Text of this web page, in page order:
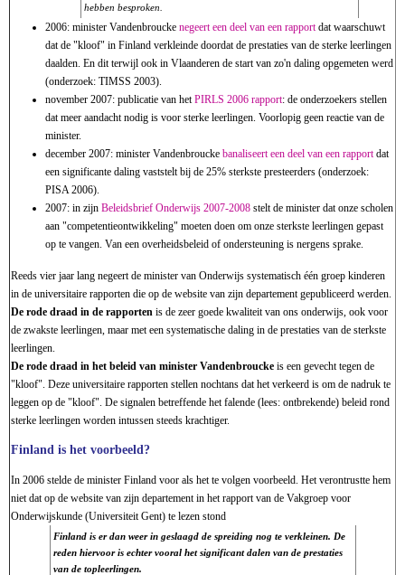
hebben besproken.
2006: minister Vandenbroucke negeert een deel van een rapportdat waarschuwt
dat de "kloof" in Finland verkleinde doordat de prestaties van de sterke leerlingen
daalden. En dit terwijl ook in Vlaanderen de start van zo'n daling opgemeten werd
(onderzoek: TIMSS 2003).
november 2007: publicatie van hetPIRLS 2006 rapport: de onderzoekers stellen
dat meer aandacht nodig is voor sterke leerlingen. Voorlopig geen reactie van de
minister.
december 2007: minister Vandenbroucke banaliseert een deel van een rapportdat
een significante daling vaststelt bij de 25% sterkste presteerders (onderzoek:
PISA 2006).
2007: in zijn Beleidsbrief Onderwijs 2007-2008stelt de minister dat onze scholen
aan "competentieontwikkeling" moeten doen om onze sterkste leerlingen gepast
op te vangen. Van een overheidsbeleid of ondersteuning is nergens sprake.
Reeds vier jaar lang negeert de minister van Onderwijs systematisch één groep kinderen
in de universitaire rapporten die op de website van zijn departement gepubliceerd werden.
De rode draad in de rapporten is de zeer goede kwaliteit van ons onderwijs, ook voor
de zwakste leerlingen, maar met een systematische daling in de prestaties van de sterkste
leerlingen.
De rode draad in het beleid van minister Vandenbroucke is een gevecht tegen de
"kloof". Deze universitaire rapporten stellen nochtans dat het verkeerd is om de nadruk te
leggen op de "kloof". De signalen betreffende het falende (lees: ontbrekende) beleid rond
sterke leerlingen worden intussen steeds krachtiger.
Finland is het voorbeeld?
In 2006 stelde de minister Finland voor als het te volgen voorbeeld. Het verontrustte hem
niet dat op de website van zijn departement in het rapport van de Vakgroep voor
Onderwijskunde (Universiteit Gent) te lezen stond
Finland is er dan weer in geslaagd de spreiding nog te verkleinen. De
reden hiervoor is echter vooral het significant dalen van de prestaties
van de topleerlingen.